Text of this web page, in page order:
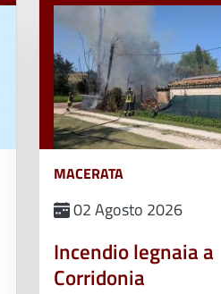
MACERATA
02 Agosto 2026
Incendio legnaia a
Corridonia